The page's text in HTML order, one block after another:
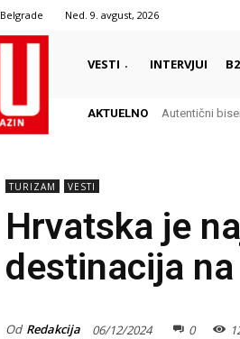
Belgrade Ned. 9. avgust, 2026
VESTI INTERVJUI
AKTUELNO Autentični
TURIZAM VESTI
Hrvatska je
destinacija
Od Redakcija 06/12/2024 0